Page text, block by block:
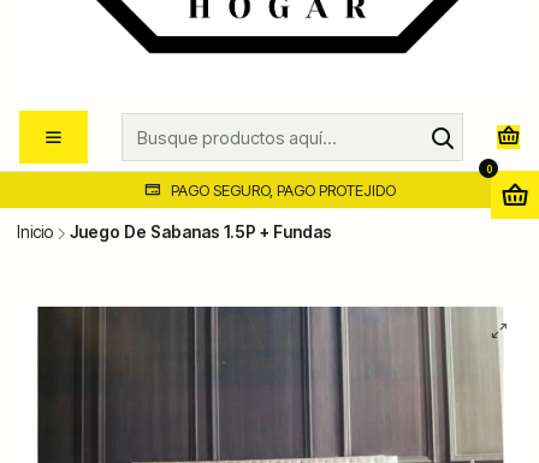
0
PAGO SEGURO, PAGO PROTEJIDO
Inicio Juego De Sabanas 1.5P + Fundas